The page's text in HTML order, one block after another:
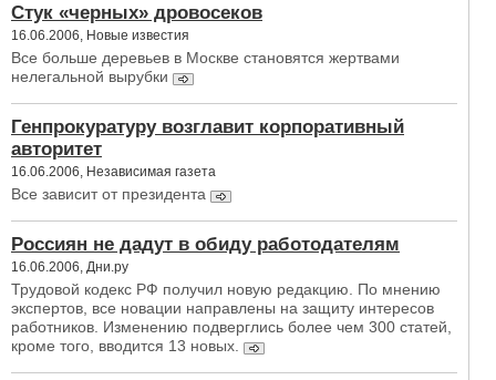
Стук «черных» дровосеков
16.06.2006, Новые известия
Все больше деревьев в Москве становятся жертвами
нелегальной вырубки
Генпрокуратуру возглавит корпоративный
авторитет
16.06.2006, Независимая газета
Все зависит от президента
Россиян не дадут в обиду работодателям
16.06.2006, Дни.ру
Трудовой кодекс РФ получил новую редакцию. По мнению
экспертов, все новации направлены на защиту интересов
работников. Изменению подверглись более чем 300 статей,
кроме того, вводится 13 новых.